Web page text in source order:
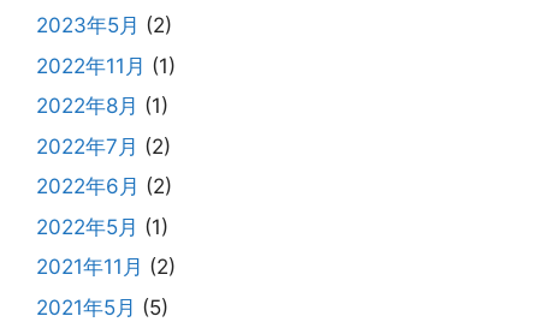
2023年5月 (2)
2022年11月 (1)
2022年8月 (1)
2022年7月 (2)
2022年6月 (2)
2022年5月 (1)
2021年11月 (2)
2021年5月 (5)